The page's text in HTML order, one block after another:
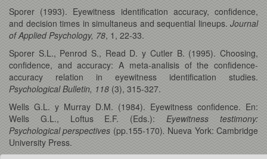
Sporer (1993). Eyewitness identification accuracy, confidence,
and decision times in simultaneus and sequential lineups. Journal
of Applied Psychology, 78, 1, 22-33.
Sporer S.L., Penrod S., Read D. y Cutler B. (1995). Choosing,
confidence, and accuracy: A meta-analisis of the confidence-
accuracy relation in eyewitness identification studies.
Psychological Bulletin, 118 (3), 315-327.
Wells G.L. y Murray D.M. (1984). Eyewitness confidence. En:
Wells G.L., Loftus E.F. (Eds.): Eyewitness testimony:
Psychological perspectives (pp.155-170). Nueva York: Cambridge
University Press.